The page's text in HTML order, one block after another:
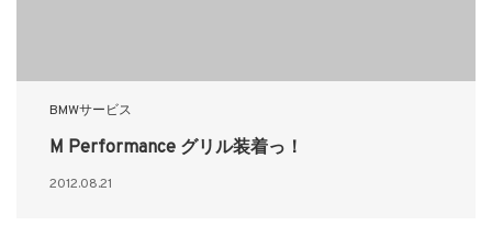
BMWサービス
M Performance グリル装着っ！
2012.08.21